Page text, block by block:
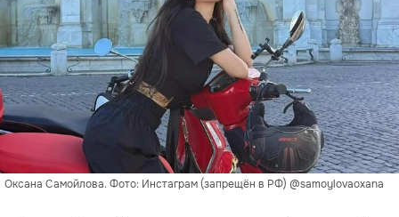
Оксана Самойлова. Фото: Инстаграм (запрещён в РФ) @samoylovaoxana